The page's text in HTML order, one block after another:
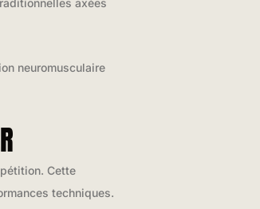
axées
neuromusculaire
Cette
techniques.